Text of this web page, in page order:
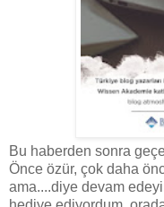
Bu haberden sonra
Önce özür, çok daha
ama....diye devam